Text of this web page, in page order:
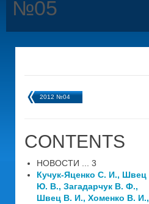
№05
2012 №04
CONTENTS
НОВОСТИ ... 3
Кучук-Яценко С. И., Швец
Ю. В., Загадарчук В. Ф.,
Швец В. И., Хоменко В. И.,